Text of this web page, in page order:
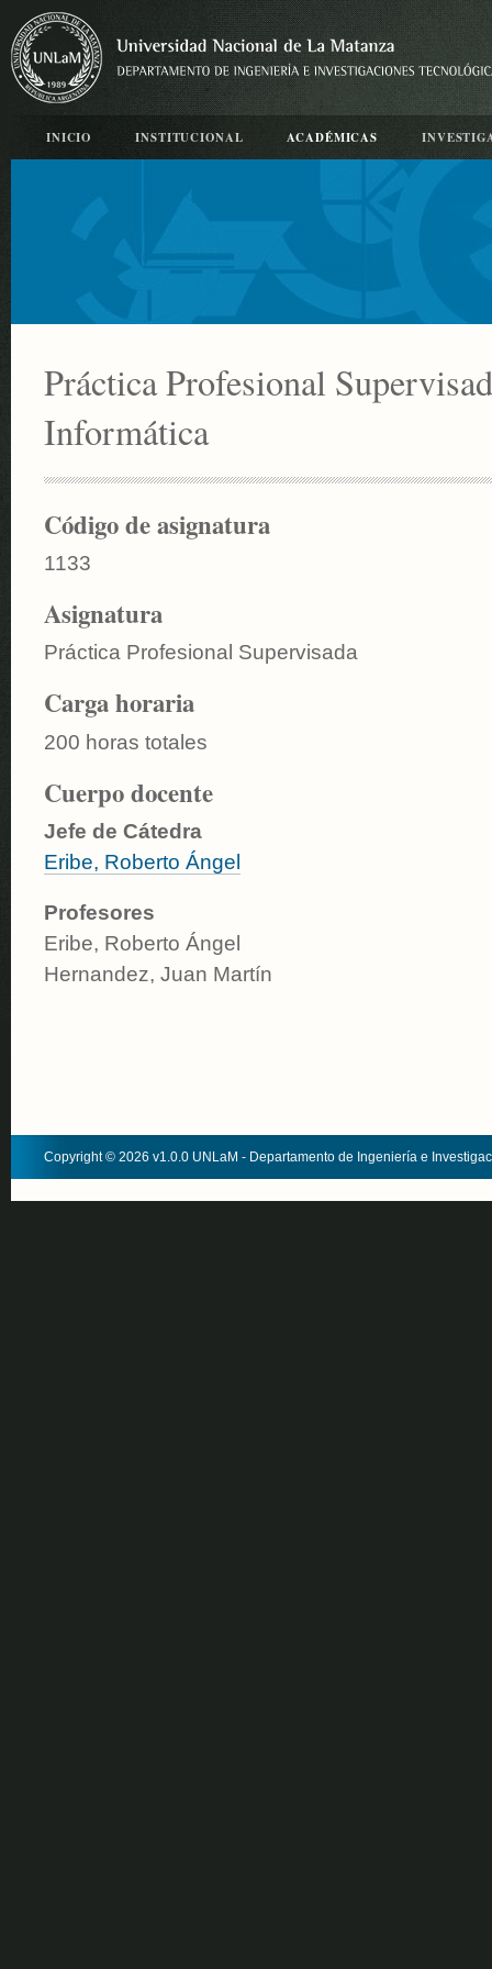
INICIO INSTITUCIONAL ACADÉMICAS
Práctica Profesional
Informática
Código de asignatura
1133
Asignatura
Práctica Profesional Supervisada
Carga horaria
200 horas totales
Cuerpo docente
Jefe de Cátedra
Eribe, Roberto Ángel
Profesores
Eribe, Roberto Ángel
Hernandez, Juan Martín
Copyright © 2026 v1.0.0 UNLaM - Departamento de Ingeniería e